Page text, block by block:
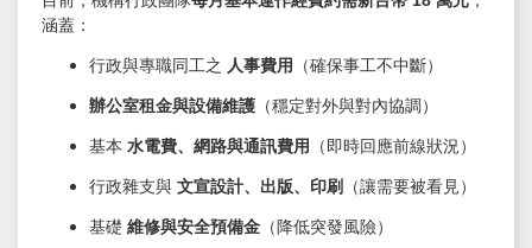
涵蓋：
行政與專職同工之 人事費用 （確保事工不中斷）
辦公室租金與設備維護 （穩定對外與對內協調）
基本 水電費、網路與通訊費用 （即時回應前線狀況）
行政雜支與 文宣設計、出版、印刷 （讓需要被看見）
基礎 維修與安全預備金 （降低突發風險）